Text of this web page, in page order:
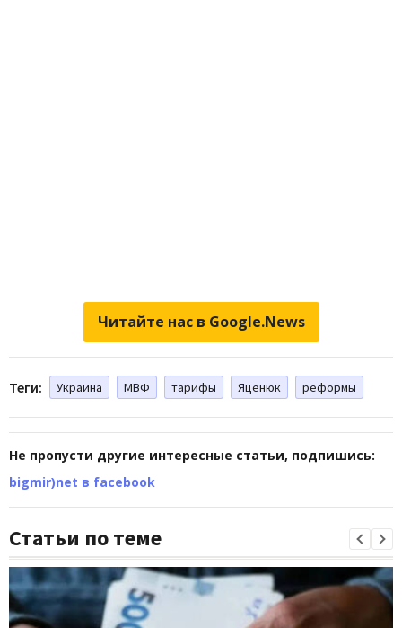
Читайте нас в Google.News
Теги: Украина МВФ тарифы Яценюк реформы
Не пропусти другие интересные статьи, подпишись:
bigmir)net в facebook
Статьи по теме